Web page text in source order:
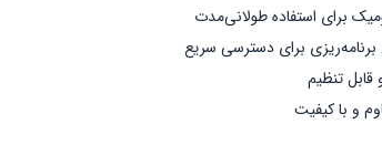
برای استفاده طولانی‌مدت
برنامه‌ریزی برای دسترسی سریع
تنظیم